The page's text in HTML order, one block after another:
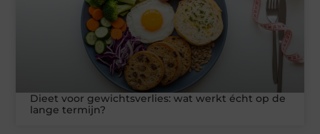
Dieet voor gewichtsverlies: wat werkt écht op de
lange termijn?